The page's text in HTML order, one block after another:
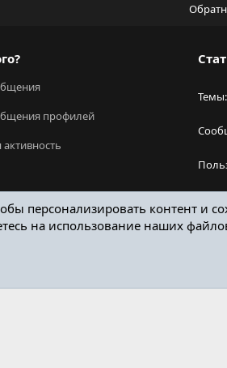
профилей
Темы
персонализировать контент и
на использование наших